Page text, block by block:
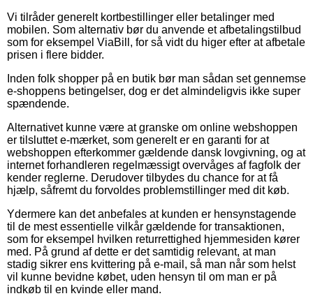
Vi tilråder generelt kortbestillinger eller betalinger med
mobilen. Som alternativ bør du anvende et afbetalingstilbud
som for eksempel ViaBill, for så vidt du higer efter at afbetale
prisen i flere bidder.
Inden folk shopper på en butik bør man sådan set gennemse
e-shoppens betingelser, dog er det almindeligvis ikke super
spændende.
Alternativet kunne være at granske om online webshoppen
er tilsluttet e-mærket, som generelt er en garanti for at
webshoppen efterkommer gældende dansk lovgivning, og at
internet forhandleren regelmæssigt overvåges af fagfolk der
kender reglerne. Derudover tilbydes du chance for at få
hjælp, såfremt du forvoldes problemstillinger med dit køb.
Ydermere kan det anbefales at kunden er hensynstagende
til de mest essentielle vilkår gældende for transaktionen,
som for eksempel hvilken returrettighed hjemmesiden kører
med. På grund af dette er det samtidig relevant, at man
stadig sikrer ens kvittering på e-mail, så man når som helst
vil kunne bevidne købet, uden hensyn til om man er på
indkøb til en kvinde eller mand.